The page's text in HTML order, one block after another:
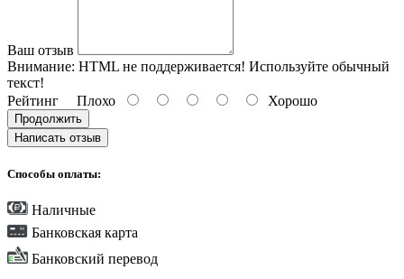
Ваш отзыв
Внимание: HTML не поддерживается! Используйте обычный
текст!
Рейтинг Плохо Хорошо
Продолжить
Написать отзыв
Способы оплаты:
Наличные
Банковская карта
Банковский перевод